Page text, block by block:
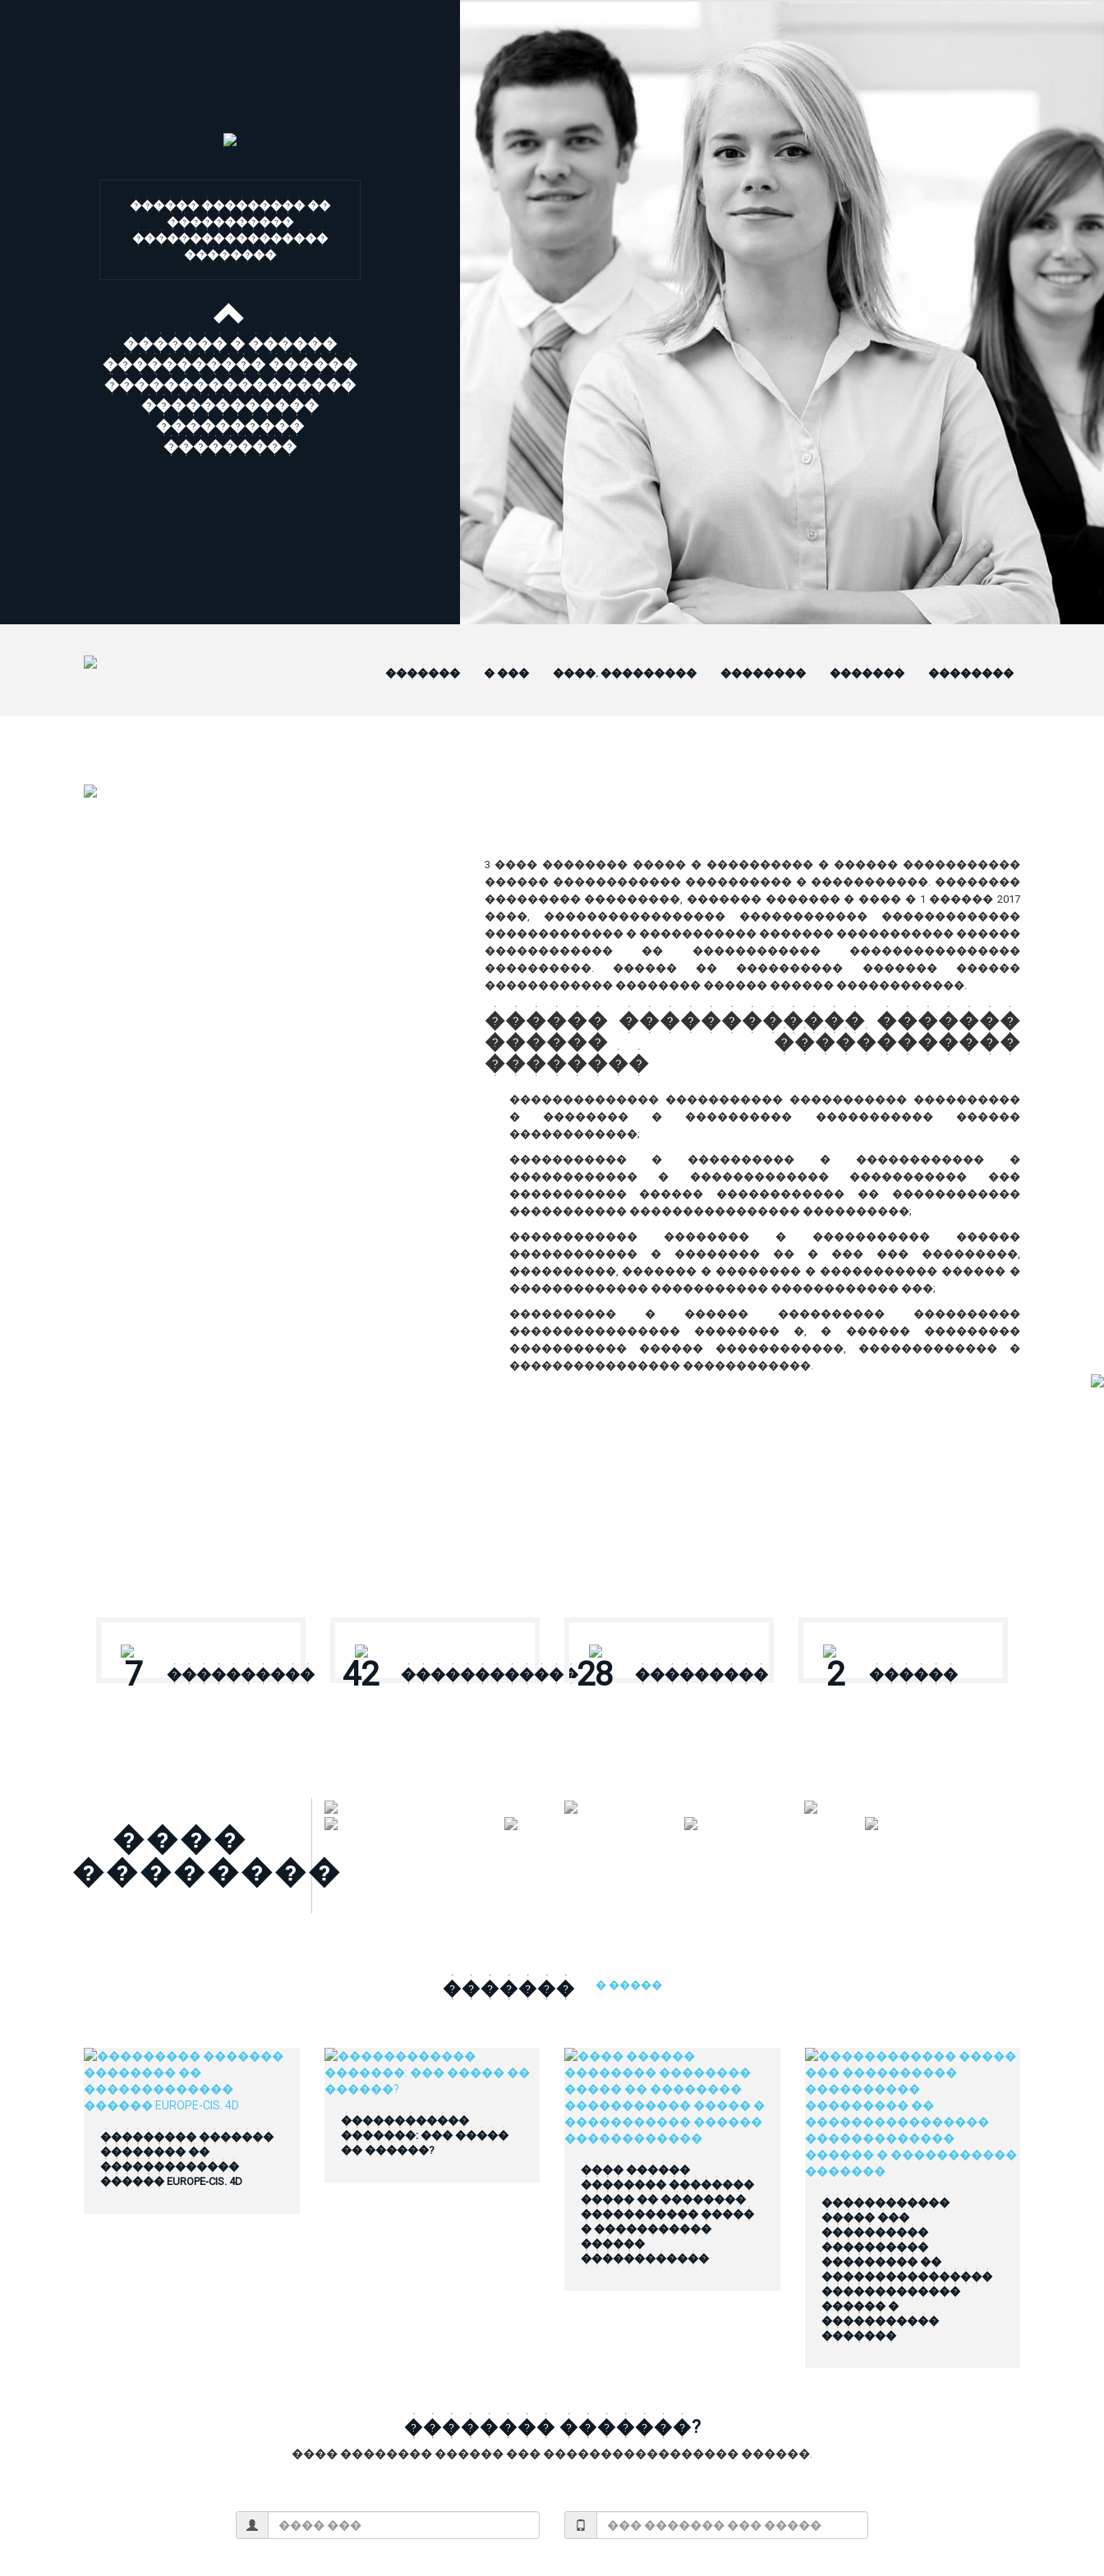
������ ��������� ��
�����������
�����������������
��������
������� � ������
����������� ������
�����������������
������������
����������
���������
������� � ��� ����. ��������� �������� ������� ��������
3 ���� �������� ����� � ���������� � ������ �����������
������ ������������ ���������� � �����������. ��������
��������� ���������, ������� ������� � ���� � 1 ������ 2017
����, ����������������� ������������ �������������
������������� � ����������� ������� ����������� ������
������������ �� ������������ ����������������
����������. ������ �� ���������� ������� ������
������������ �������� ������ ������ ������������.
������ ������������ �������
������ ������������
��������
�������������� ����������� ����������� ����������
� �������� � ���������� ����������� ������
������������;
����������� � ���������� � ������������ �
������������ � ������������� ����������� ���
����������� ������ ������������ �� ������������
����������� ���������������� ����������;
������������ �������� � ����������� ������
������������ � �������� �� � ��� ��� ���������,
����������, ������� � �������� � ����������� ������ �
������������� ����������� ������������ ���;
���������� � ������ ���������� ����������
���������������� �������� �, � ������ ���������
����������� ������ ������������, ������������� �
���������������� ������������.
7 ���������� 42 ������������28 ��������� 2 ������
����
��������
������� � �����
��������� �������
�������� ��
�������������
������ EUROPE-CIS. 4D
������������
�������: ��� �����
�� ������?
���� ������
�������� ��������
����� �� ��������
����������� �����
� �����������
������
������������
������������
����� ���
����������
����������
��������� ��
����������������
�������������
������ �
�����������
�������
�������� �������?
���� �������� ������ ��� ����������������� ������.